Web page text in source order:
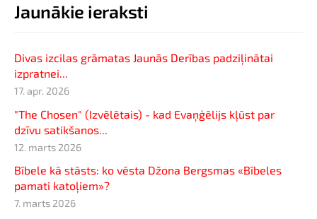
Jaunākie ieraksti
Divas izcilas grāmatas Jaunās Derības padziļinātai
izpratnei...
17. apr. 2026
"The Chosen" (Izvēlētais) - kad Evaņģēlijs kļūst par
dzīvu satikšanos...
12. marts 2026
Bībele kā stāsts: ko vēsta Džona Bergsmas «Bībeles
pamati katoļiem»?
7. marts 2026